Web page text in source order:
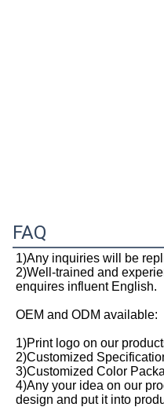
FAQ
1)Any inquiries will be
2)Well-trained and
enquires influent English.
OEM and ODM available:
1)Print logo on our
2)Customized
3)Customized Color
4)Any your idea on our
design and put it into